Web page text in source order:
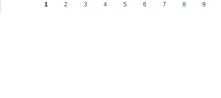
1 2 3 4 5 6 7 8 9